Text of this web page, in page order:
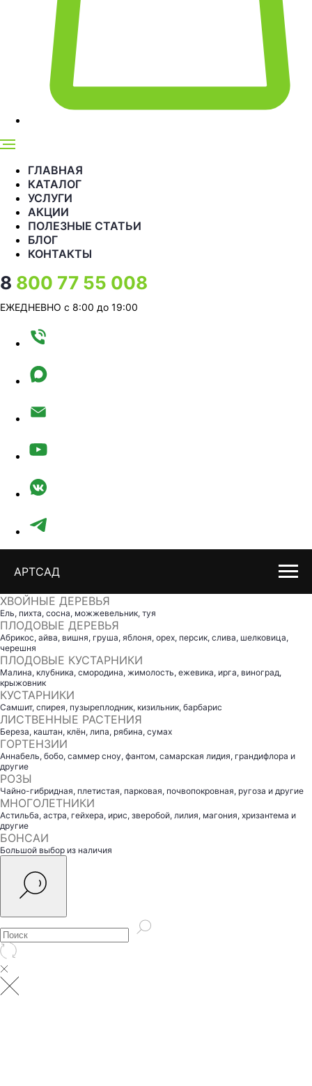
ГЛАВНАЯ
КАТАЛОГ
УСЛУГИ
АКЦИИ
ПОЛЕЗНЫЕ СТАТЬИ
БЛОГ
КОНТАКТЫ
8 800 77 55 008
ЕЖЕДНЕВНО с 8:00 до 19:00
АРТСАД
ХВОЙНЫЕ ДЕРЕВЬЯ
Ель, пихта, сосна, можжевельник, туя
ПЛОДОВЫЕ ДЕРЕВЬЯ
Абрикос, айва, вишня, груша, яблоня, орех, персик, слива, шелковица,
черешня
ПЛОДОВЫЕ КУСТАРНИКИ
Малина, клубника, смородина, жимолость, ежевика, ирга, виноград,
крыжовник
КУСТАРНИКИ
Самшит, спирея, пузыреплодник, кизильник, барбарис
ЛИСТВЕННЫЕ РАСТЕНИЯ
Береза, каштан, клён, липа, рябина, сумах
ГОРТЕНЗИИ
Аннабель, бобо, саммер сноу, фантом, самарская лидия, грандифлора и
другие
РОЗЫ
Чайно-гибридная, плетистая, парковая, почвопокровная, ругоза и другие
МНОГОЛЕТНИКИ
Астильба, астра, гейхера, ирис, зверобой, лилия, магония, хризантема и
другие
БОНСАИ
Большой выбор из наличия